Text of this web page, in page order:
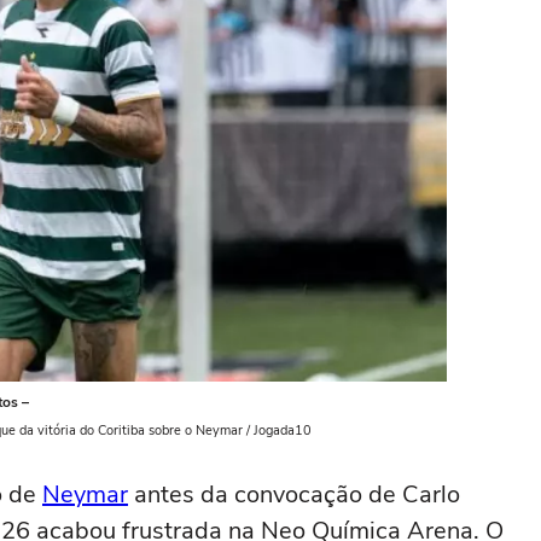
–
da vitória do Coritiba sobre o Neymar / Jogada10
de Neymar antes da convocação de Carlo
acabou frustrada na Neo Química Arena. O